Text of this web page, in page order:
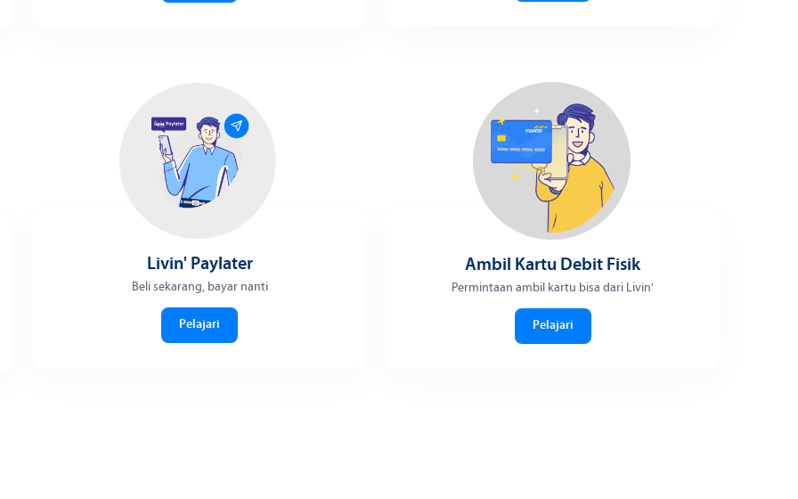
Livin' Paylater
Beli sekarang, bayar nanti
Pelajari
Ambil Kartu Debit Fisik
Permintaan ambil kartu bisa dari Livin'
Pelajari